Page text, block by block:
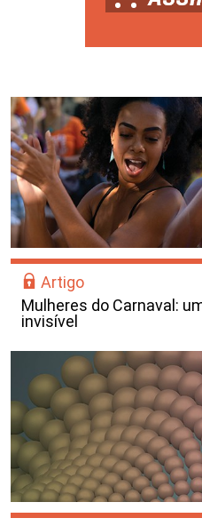
Artigo
Mulheres do Carnaval:
invisível